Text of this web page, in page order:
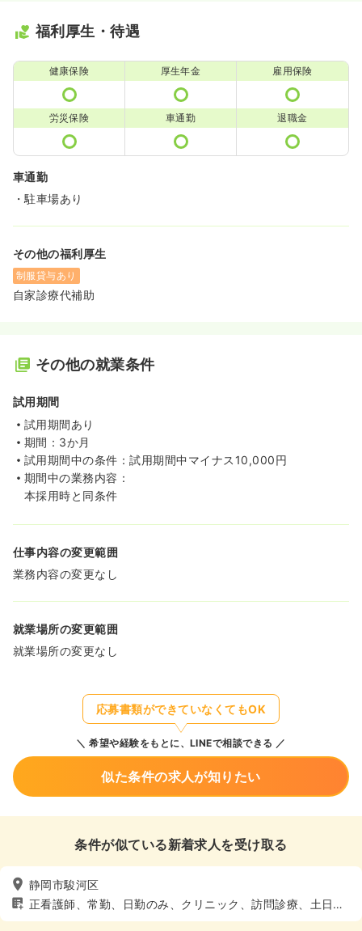
福利厚生・待遇
健康保険 厚生年金 雇用保険
労災保険 車通勤 退職金
車通勤
・駐車場あり
その他の福利厚生
制服貸与あり
自家診療代補助
その他の就業条件
試用期間
試用期間あり
期間：3か月
試用期間中の条件：試用期間中マイナス10,000円
期間中の業務内容：
本採用時と同条件
仕事内容の変更範囲
業務内容の変更なし
就業場所の変更範囲
就業場所の変更なし
応募書類ができていなくてもOK
希望や経験をもとに、LINEで相談できる
似た条件の求人が知りたい
条件が似ている新着求人を受け取る
静岡市駿河区
正看護師、常勤、日勤のみ、クリニック、訪問診療、土日休
み